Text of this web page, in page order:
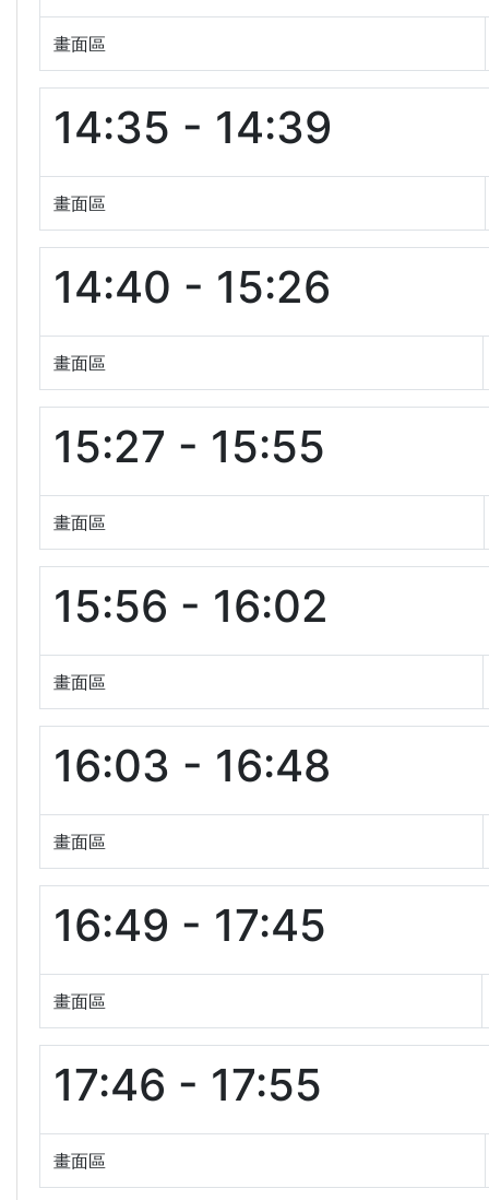
畫面區
14:35 - 14:39
畫面區
14:40 - 15:26
畫面區
15:27 - 15:55
畫面區
15:56 - 16:02
畫面區
16:03 - 16:48
畫面區
16:49 - 17:45
畫面區
17:46 - 17:55
畫面區